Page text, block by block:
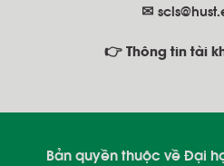
✉
👉 Thông tin tài
Bản quyền thuộc về Đại